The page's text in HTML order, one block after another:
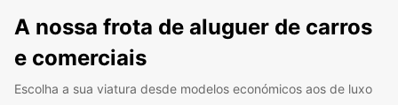
A nossa frota de aluguer de carros
e comerciais
Escolha a sua viatura desde modelos económicos aos de luxo